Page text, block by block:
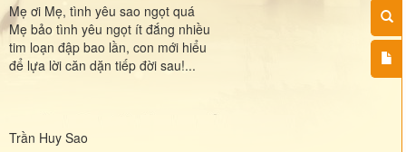
Mẹ ơi Mẹ, tình yêu sao ngọt quá
Mẹ bảo tình yêu ngọt ít đắng nhiều
tim loạn đập bao lần, con mới hiểu
để lựa lời căn dặn tiếp đời sau!...
Trần Huy Sao